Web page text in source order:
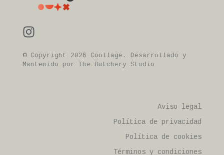
© Copyright 2026 Coollage. Desarrollado y
Mantenido por The Butchery Studio
Aviso legal
Política de privacidad
Política de cookies
Términos y condiciones